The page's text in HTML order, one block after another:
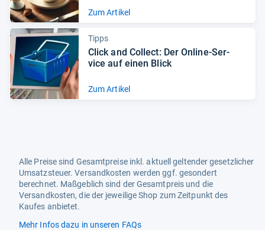
Zum Artikel
Tipps
Click and Col­lect: Der Online-​Ser­
vice auf einen Blick
Zum Artikel
Alle Preise sind Gesamtpreise inkl. aktuell geltender gesetzlicher
Umsatzsteuer. Versandkosten werden ggf. gesondert
berechnet. Maßgeblich sind der Gesamtpreis und die
Versandkosten, die der jeweilige Shop zum Zeitpunkt des
Kaufes anbietet.
Mehr Infos dazu in unseren FAQs